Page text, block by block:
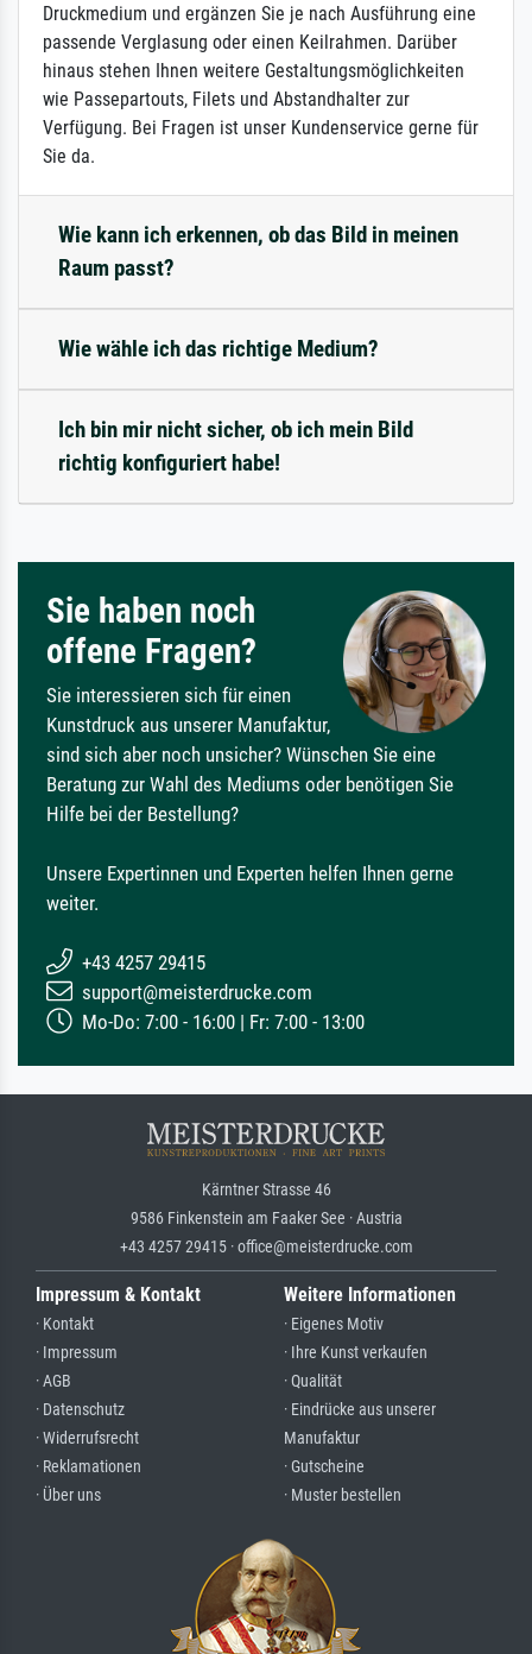
Druckmedium und ergänzen Sie je nach Ausführung eine
passende Verglasung oder einen Keilrahmen. Darüber
hinaus stehen Ihnen weitere Gestaltungsmöglichkeiten
wie Passepartouts, Filets und Abstandhalter zur
Verfügung. Bei Fragen ist unser Kundenservice gerne für
Sie da.
Wie kann ich erkennen, ob das Bild in meinen
Raum passt?
Wie wähle ich das richtige Medium?
Ich bin mir nicht sicher, ob ich mein Bild
richtig konfiguriert habe!
Sie haben noch
offene Fragen?
Sie interessieren sich für einen
Kunstdruck aus unserer Manufaktur,
sind sich aber noch unsicher? Wünschen Sie eine
Beratung zur Wahl des Mediums oder benötigen Sie
Hilfe bei der Bestellung?
Unsere Expertinnen und Experten helfen Ihnen gerne
weiter.
+43 4257 29415
support@meisterdrucke.com
Mo-Do: 7:00 - 16:00 | Fr: 7:00 - 13:00
Kärntner Strasse 46
9586 Finkenstein am Faaker See · Austria
+43 4257 29415 · office@meisterdrucke.com
Impressum & Kontakt
· Kontakt
· Impressum
· AGB
· Datenschutz
· Widerrufsrecht
· Reklamationen
· Über uns
Weitere Informationen
· Eigenes Motiv
· Ihre Kunst verkaufen
· Qualität
· Eindrücke aus unserer
Manufaktur
· Gutscheine
· Muster bestellen